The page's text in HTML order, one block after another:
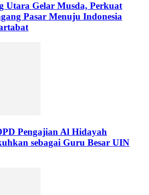
Utara Gelar Musda, Perkuat
Pasar Menuju Indonesia
Pengajian Al Hidayah
sebagai Guru Besar UIN